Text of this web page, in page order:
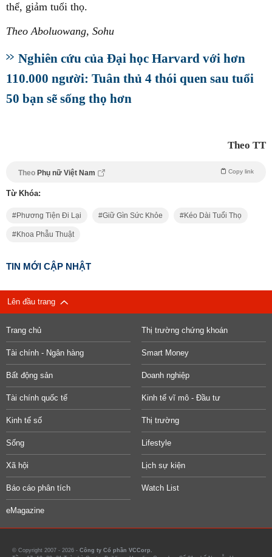
thể, giảm tuổi thọ.
Theo Aboluowang, Sohu
Nghiên cứu của Đại học Harvard với hơn
110.000 người: Tuân thủ 4 thói quen sau tuổi
50 bạn sẽ sống thọ hơn
Theo TT
Theo Phụ nữ Việt Nam Copy link
Từ Khóa:
Phương Tiện Đi Lại Giữ Gìn Sức Khỏe Kéo Dài Tuổi Thọ
Khoa Phẫu Thuật
TIN MỚI CẬP NHẬT
Lên đầu trang
Trang chủ Thị trường chứng khoán
Tài chính - Ngân hàng Smart Money
Bất động sản Doanh nghiệp
Tài chính quốc tế Kinh tế vĩ mô - Đầu tư
Kinh tế số Thị trường
Sống Lifestyle
Xã hội Lịch sự kiện
Báo cáo phân tích Watch List
eMagazine
© Copyright 2007 - 2026 - Công ty Cổ phần VCCorp.